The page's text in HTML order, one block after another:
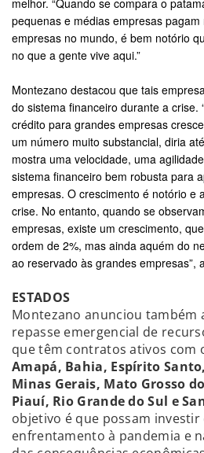
pequenas e médias empresas
empresas no mundo, é bem notório
no que a gente vive aqui.”
Montezano destacou que tais
do sistema financeiro durante a crise.
crédito para grandes empresas
um número muito substancial, diria
mostra uma velocidade, uma
sistema financeiro bem robusta para
empresas. O crescimento é notório e
crise. No entanto, quando se
empresas, existe um crescimento,
ordem de 2%, mas ainda aquém do
ao reservado às grandes empresas”,
ESTADOS
Montezano anunciou também
repasse emergencial de
que têm contratos ativos com
Amapá, Bahia, Espírito
Minas Gerais, Mato Grosso
Piauí, Rio Grande do Sul e
objetivo é que possam investir
enfrentamento à pandemia e